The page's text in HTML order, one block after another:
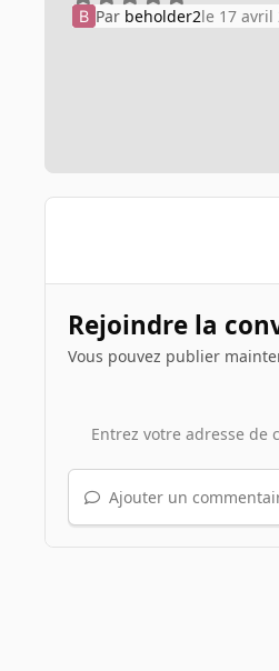
Par beholder2le 17 avril
Rejoindre la
Vous pouvez publier
Ajouter un